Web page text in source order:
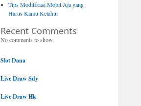
Tips Modifikasi Mobil Aja yang
Harus Kamu Ketahui
Recent Comments
No comments to show.
Slot Dana
Live Draw Sdy
Live Draw Hk